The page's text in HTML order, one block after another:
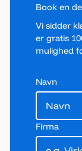
Book en
Vi sidder
er gratis
mulighed
Navn
Firma